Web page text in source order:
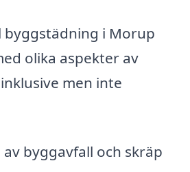
byggstädning i Morup
olika aspekter av
men inte
byggavfall och skräp